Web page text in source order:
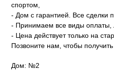
спортом,
- Дом с гарантией. Все сделки
- Принимаем все виды оплаты,
- Цена действует только на
Позвоните нам, чтобы
Дом: №2